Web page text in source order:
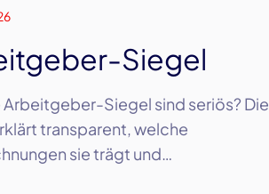
Siegel
Arbeitgeber-Siegel sind seriös? Die
transparent, welche
sie trägt und…